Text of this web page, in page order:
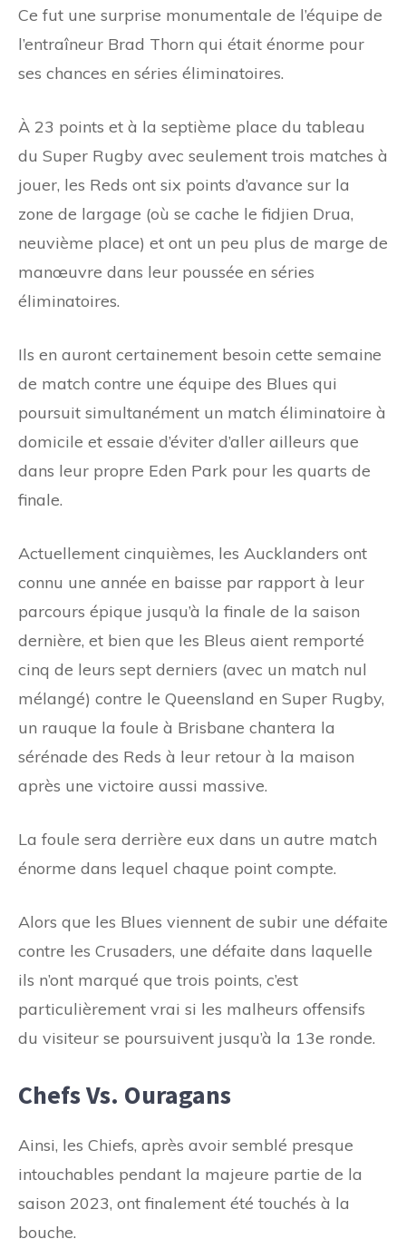
Ce fut une surprise monumentale de l’équipe de
l’entraîneur Brad Thorn qui était énorme pour
ses chances en séries éliminatoires.
À 23 points et à la septième place du tableau
du Super Rugby avec seulement trois matches à
jouer, les Reds ont six points d’avance sur la
zone de largage (où se cache le fidjien Drua,
neuvième place) et ont un peu plus de marge de
manœuvre dans leur poussée en séries
éliminatoires.
Ils en auront certainement besoin cette semaine
de match contre une équipe des Blues qui
poursuit simultanément un match éliminatoire à
domicile et essaie d’éviter d’aller ailleurs que
dans leur propre Eden Park pour les quarts de
finale.
Actuellement cinquièmes, les Aucklanders ont
connu une année en baisse par rapport à leur
parcours épique jusqu’à la finale de la saison
dernière, et bien que les Bleus aient remporté
cinq de leurs sept derniers (avec un match nul
mélangé) contre le Queensland en Super Rugby,
un rauque la foule à Brisbane chantera la
sérénade des Reds à leur retour à la maison
après une victoire aussi massive.
La foule sera derrière eux dans un autre match
énorme dans lequel chaque point compte.
Alors que les Blues viennent de subir une défaite
contre les Crusaders, une défaite dans laquelle
ils n’ont marqué que trois points, c’est
particulièrement vrai si les malheurs offensifs
du visiteur se poursuivent jusqu’à la 13e ronde.
Chefs Vs. Ouragans
Ainsi, les Chiefs, après avoir semblé presque
intouchables pendant la majeure partie de la
saison 2023, ont finalement été touchés à la
bouche.